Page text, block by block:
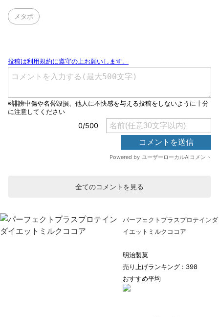
メタボ
全てのコメントを見る
パーフェクトプラスプロテインダ
イエットミルクココア
明治製菓
売り上げランキング : 398
おすすめ平均